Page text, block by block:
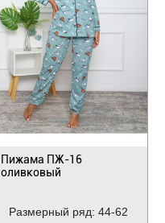
Пижама ПЖ-16
оливковый
Размерный ряд: 44-62